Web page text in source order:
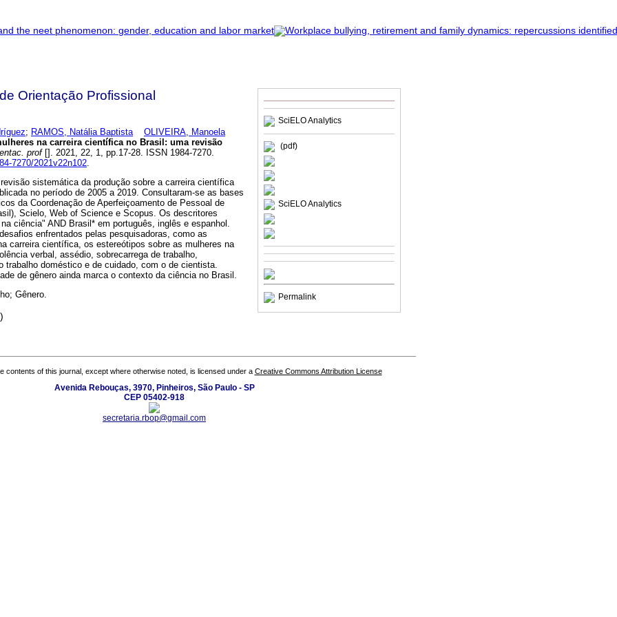
SciELO Analytics
(pdf)
SciELO Analytics
Permalink
Orientação Profissional
; RAMOS, Natália Baptista
OLIVEIRA, Manoela
na carreira científica no Brasil: uma revisão
prof[]. 2021, 22, 1, pp.17-28. ISSN 1984-7270.
7270/2021v22n102
sistemática da produção sobre a carreira científica
no período de 2005 a 2019. Consultaram-se as bases
da Coordenação de Aperfeiçoamento de Pessoal de
Scielo, Web of Science e Scopus. Os descritores
ciência" AND Brasil* em português, inglês e espanhol.
enfrentados pelas pesquisadoras, como as
carreira científica, os estereótipos sobre as mulheres na
verbal, assédio, sobrecarrega de trabalho,
trabalho doméstico e de cuidado, com o de cientista.
de gênero ainda marca o contexto da ciência no Brasil.
Gênero.
)
contents of this journal, except where otherwise noted, is licensed under a Creative Commons Attribution License
Avenida Rebouças, 3970, Pinheiros, São Paulo - SP
CEP 05402-918
secretaria.rbop@gmail.com